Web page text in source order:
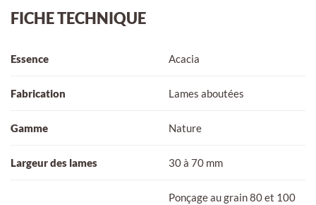
FICHE TECHNIQUE
Essence Acacia
Fabrication Lames aboutées
Gamme Nature
Largeur des lames 30 à 70 mm
Ponçage au grain 80 et 100